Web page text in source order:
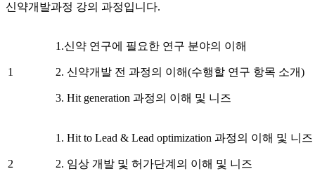
신약개발과정 강의 과정입니다.
1
1.신약 연구에 필요한 연구 분야의 이해
2. 신약개발 전 과정의 이해(수행할 연구 항목 소개)
3. Hit generation 과정의 이해 및 니즈
2
1. Hit to Lead & Lead optimization 과정의 이해 및 니즈
2. 임상 개발 및 허가단계의 이해 및 니즈